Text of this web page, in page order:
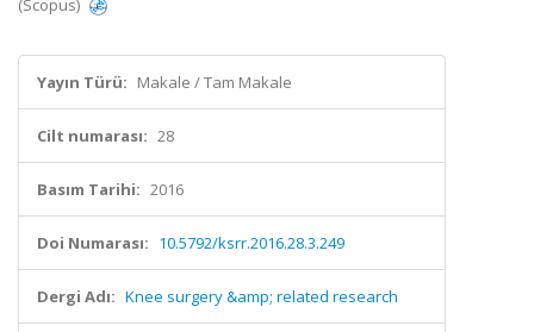
(Scopus)
Yayın Türü: Makale / Tam Makale
Cilt numarası: 28
Basım Tarihi: 2016
Doi Numarası: 10.5792/ksrr.2016.28.3.249
Dergi Adı: Knee surgery &amp; related research